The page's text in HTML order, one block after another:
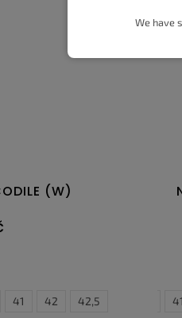
(W)
41 42 42,5
38,5 40 41
We have